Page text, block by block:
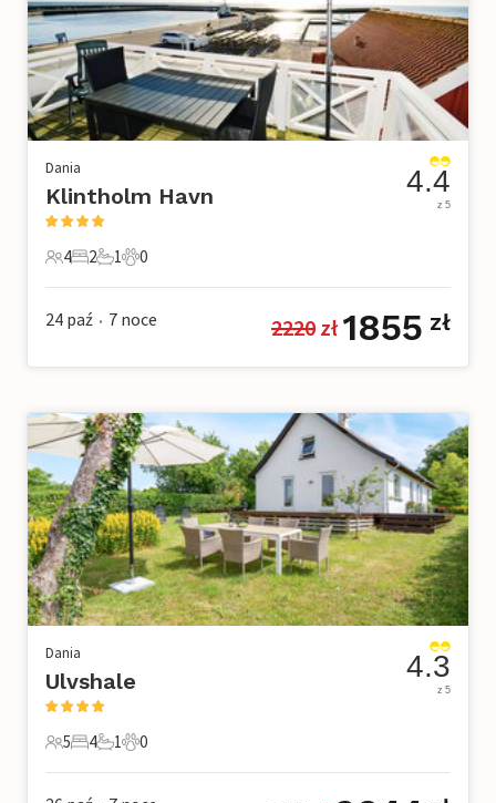
Dania
Klintholm Havn
4 Goście
4
2 Sypialnie
2
1 Łazienka
1
0 Zwierzęta domowe
0
4.4
z 5
24 paź • 7 noce 2220 zł 1855 zł
Dania
Ulvshale
5 Goście
5
4 Sypialnie
4
1 Łazienka
1
0 Zwierzęta domowe
0
4.3
z 5